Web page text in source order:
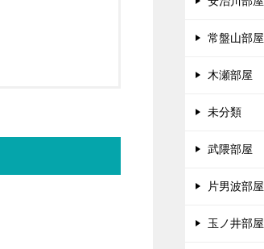
常盤山部屋
木瀬部屋
未分類
武隈部屋
片男波部屋
玉ノ井部屋